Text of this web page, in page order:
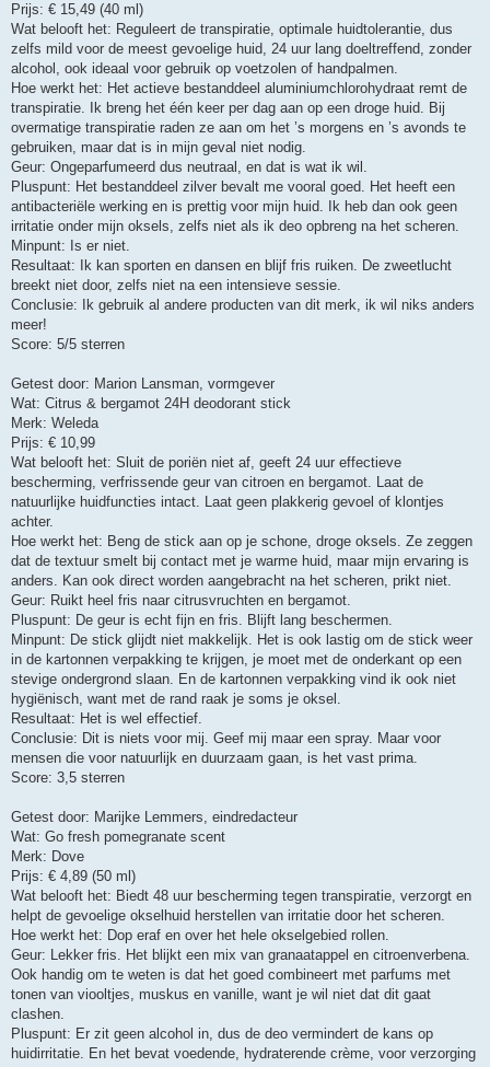
Prijs: € 15,49 (40 ml)
Wat belooft het: Reguleert de transpiratie, optimale huidtolerantie, dus
zelfs mild voor de meest gevoelige huid, 24 uur lang doeltreffend, zonder
alcohol, ook ideaal voor gebruik op voetzolen of handpalmen.
Hoe werkt het: Het actieve bestanddeel aluminiumchlorohydraat remt de
transpiratie. Ik breng het één keer per dag aan op een droge huid. Bij
overmatige transpiratie raden ze aan om het ’s morgens en ’s avonds te
gebruiken, maar dat is in mijn geval niet nodig.
Geur: Ongeparfumeerd dus neutraal, en dat is wat ik wil.
Pluspunt: Het bestanddeel zilver bevalt me vooral goed. Het heeft een
antibacteriële werking en is prettig voor mijn huid. Ik heb dan ook geen
irritatie onder mijn oksels, zelfs niet als ik deo opbreng na het scheren.
Minpunt: Is er niet.
Resultaat: Ik kan sporten en dansen en blijf fris ruiken. De zweetlucht
breekt niet door, zelfs niet na een intensieve sessie.
Conclusie: Ik gebruik al andere producten van dit merk, ik wil niks anders
meer!
Score: 5/5 sterren
Getest door: Marion Lansman, vormgever
Wat: Citrus & bergamot 24H deodorant stick
Merk: Weleda
Prijs: € 10,99
Wat belooft het: Sluit de poriën niet af, geeft 24 uur effectieve
bescherming, verfrissende geur van citroen en bergamot. Laat de
natuurlijke huidfuncties intact. Laat geen plakkerig gevoel of klontjes
achter.
Hoe werkt het: Beng de stick aan op je schone, droge oksels. Ze zeggen
dat de textuur smelt bij contact met je warme huid, maar mijn ervaring is
anders. Kan ook direct worden aangebracht na het scheren, prikt niet.
Geur: Ruikt heel fris naar citrusvruchten en bergamot.
Pluspunt: De geur is echt fijn en fris. Blijft lang beschermen.
Minpunt: De stick glijdt niet makkelijk. Het is ook lastig om de stick weer
in de kartonnen verpakking te krijgen, je moet met de onderkant op een
stevige ondergrond slaan. En de kartonnen verpakking vind ik ook niet
hygiënisch, want met de rand raak je soms je oksel.
Resultaat: Het is wel effectief.
Conclusie: Dit is niets voor mij. Geef mij maar een spray. Maar voor
mensen die voor natuurlijk en duurzaam gaan, is het vast prima.
Score: 3,5 sterren
Getest door: Marijke Lemmers, eindredacteur
Wat: Go fresh pomegranate scent
Merk: Dove
Prijs: € 4,89 (50 ml)
Wat belooft het: Biedt 48 uur bescherming tegen transpiratie, verzorgt en
helpt de gevoelige okselhuid herstellen van irritatie door het scheren.
Hoe werkt het: Dop eraf en over het hele okselgebied rollen.
Geur: Lekker fris. Het blijkt een mix van granaatappel en citroenverbena.
Ook handig om te weten is dat het goed combineert met parfums met
tonen van viooltjes, muskus en vanille, want je wil niet dat dit gaat
clashen.
Pluspunt: Er zit geen alcohol in, dus de deo vermindert de kans op
huidirritatie. En het bevat voedende, hydraterende crème, voor verzorging